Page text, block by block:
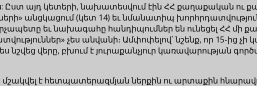
Ըստ այդ կետերի, նախատեսվում էին ՀՀ քաղաքական
անցկացում (կետ 14) եւ նմանատիպ
եւ նախագահը հանդիպումներ են ունեցել ՀՀ մի
չես անվանի։ Ամփոփելով՝ նշենք, որ 15-ից չի
վերը, բխում է յուրաքանչյուր կառավարության
մշակվել է հետպատերազմյան ներքին ու արտաքին